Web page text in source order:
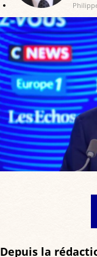
Depuis la